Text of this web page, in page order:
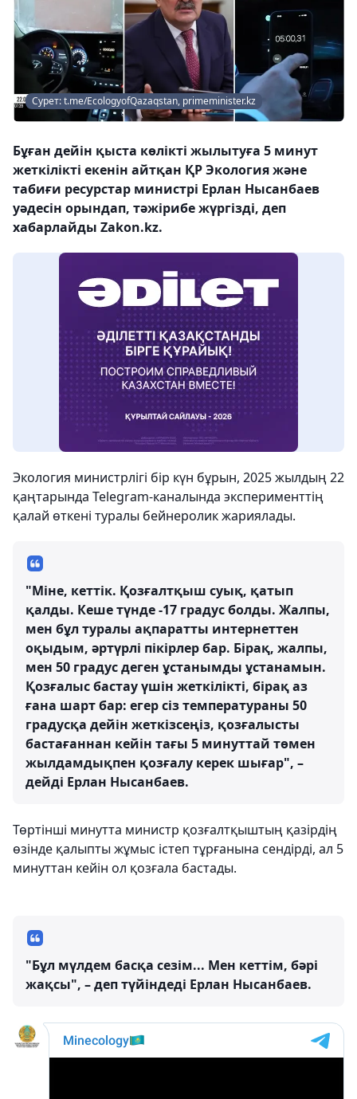
Сурет: t.me/EcologyofQazaqstan, primeminister.kz
Бұған дейін қыста көлікті жылытуға 5 минут
жеткілікті екенін айтқан ҚР Экология және
табиғи ресурстар министрі Ерлан Нысанбаев
уәдесін орындап, тәжірибе жүргізді, деп
хабарлайды Zakon.kz.
Экология министрлігі бір күн бұрын, 2025 жылдың 22
қаңтарында Telegram-каналында эксперименттің
қалай өткені туралы бейнеролик жариялады.
"Міне, кеттік. Қозғалтқыш суық, қатып
қалды. Кеше түнде -17 градус болды. Жалпы,
мен бұл туралы ақпаратты интернеттен
оқыдым, әртүрлі пікірлер бар. Бірақ, жалпы,
мен 50 градус деген ұстанымды ұстанамын.
Қозғалыс бастау үшін жеткілікті, бірақ аз
ғана шарт бар: егер сіз температураны 50
градусқа дейін жеткізсеңіз, қозғалысты
бастағаннан кейін тағы 5 минуттай төмен
жылдамдықпен қозғалу керек шығар", –
дейді Ерлан Нысанбаев.
Төртінші минутта министр қозғалтқыштың қазірдің
өзінде қалыпты жұмыс істеп тұрғанына сендірді, ал 5
минуттан кейін ол қозғала бастады.
"Бұл мүлдем басқа сезім... Мен кеттім, бәрі
жақсы", – деп түйіндеді Ерлан Нысанбаев.